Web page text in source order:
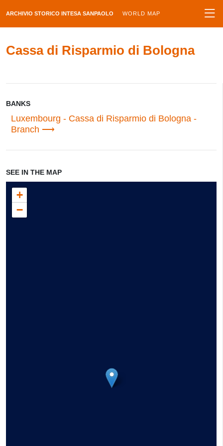
ARCHIVIO STORICO INTESA SANPAOLO WORLD MAP
Cassa di Risparmio di Bologna
BANKS
Luxembourg - Cassa di Risparmio di Bologna -
Branch
SEE IN THE MAP
+
−